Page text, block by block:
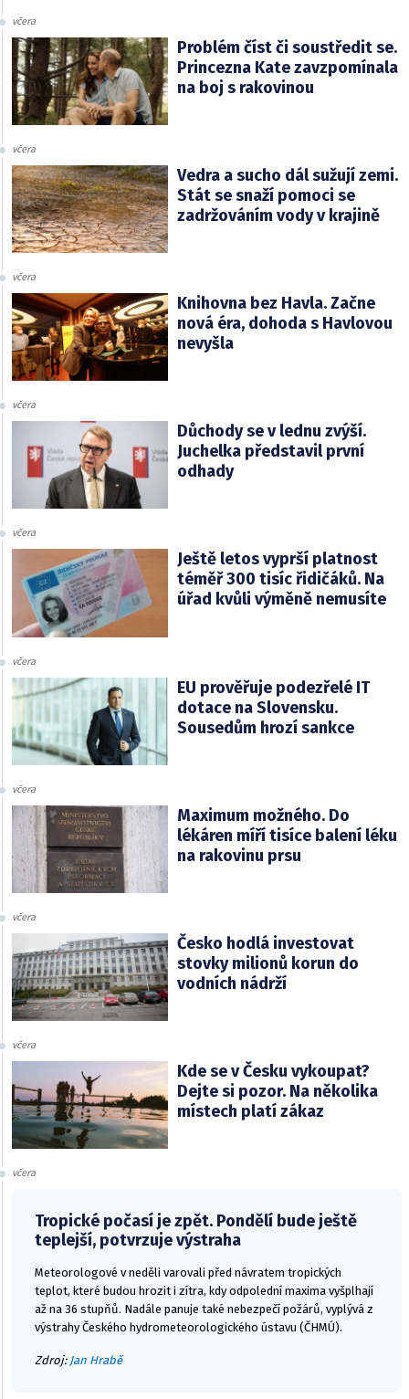
včera
Problém číst či soustředit se.
Princezna Kate zavzpomínala
na boj s rakovinou
včera
Vedra a sucho dál sužují zemi.
Stát se snaží pomoci se
zadržováním vody v krajině
včera
Knihovna bez Havla. Začne
nová éra, dohoda s Havlovou
nevyšla
včera
Důchody se v lednu zvýší.
Juchelka představil první
odhady
včera
Ještě letos vyprší platnost
téměř 300 tisíc řidičáků. Na
úřad kvůli výměně nemusíte
včera
EU prověřuje podezřelé IT
dotace na Slovensku.
Sousedům hrozí sankce
včera
Maximum možného. Do
lékáren míří tisíce balení léku
na rakovinu prsu
včera
Česko hodlá investovat
stovky milionů korun do
vodních nádrží
včera
Kde se v Česku vykoupat?
Dejte si pozor. Na několika
místech platí zákaz
včera
Tropické počasí je zpět. Pondělí bude ještě
teplejší, potvrzuje výstraha
Meteorologové v neděli varovali před návratem tropických
teplot, které budou hrozit i zítra, kdy odpolední maxima vyšplhají
až na 36 stupňů. Nadále panuje také nebezpečí požárů, vyplývá z
výstrahy Českého hydrometeorologického ústavu (ČHMÚ).
Zdroj: Jan Hrabě